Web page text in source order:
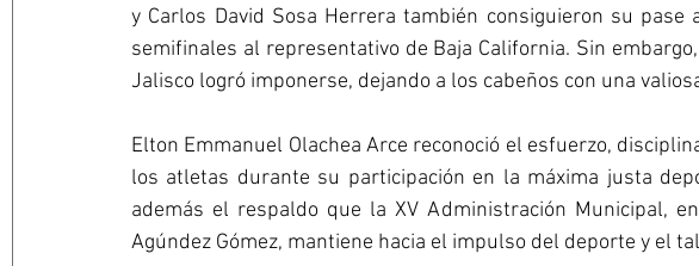
y Carlos David Sosa Herrera también consiguieron su
semifinales al representativo de Baja California. Sin
Jalisco logró imponerse, dejando a los cabeños con una
Elton Emmanuel Olachea Arce reconoció el esfuerzo,
los atletas durante su participación en la máxima justa
además el respaldo que la XV Administración Municipal,
Agúndez Gómez, mantiene hacia el impulso del deporte y el